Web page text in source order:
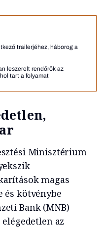
trailerjéhez, háborog a
leszerelt rendőrök az
tart a folyamat
Minisztérium
magas
és kötvénybe
Bank (MNB)
az